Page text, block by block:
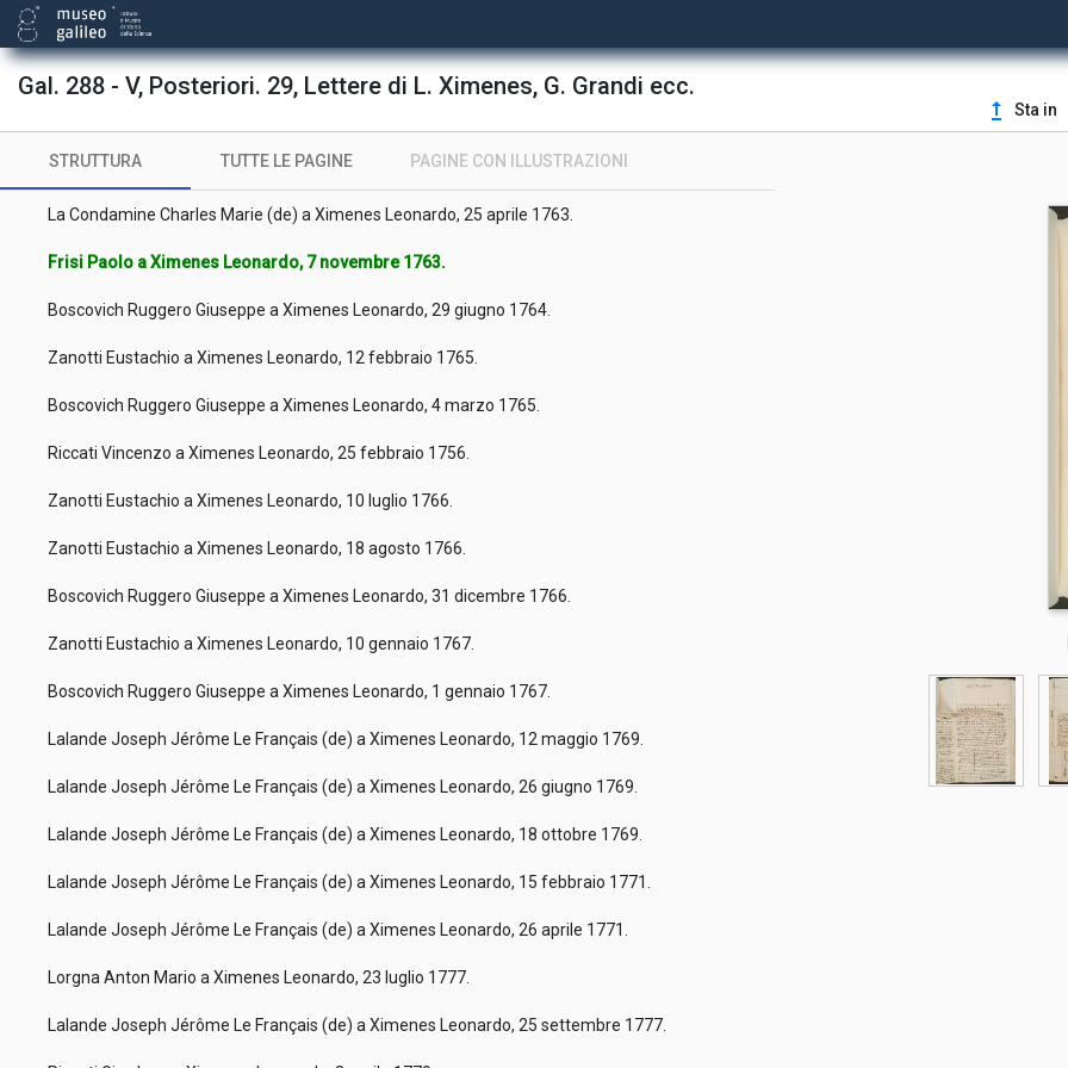
Gal. 288 - V, Posteriori. 29, Lettere di L. Ximenes, G. Grandi ecc.
upgrade Sta in
STRUTTURA TUTTE LE PAGINE PAGINE CON ILLUSTRAZIONI
La Caille Nicolas Louis (de) a Ximenes Leonardo, 22 agosto 1759.
La Condamine Charles Marie (de) a Ximenes Leonardo, 10 gennaio 1761.
Riccati Vincenzo a Ximenes Leonardo, 27 marzo 1762.
La Condamine Charles Marie (de) a Ximenes Leonardo, 25 aprile 1763.
Frisi Paolo a Ximenes Leonardo, 7 novembre 1763.
Boscovich Ruggero Giuseppe a Ximenes Leonardo, 29 giugno 1764.
Zanotti Eustachio a Ximenes Leonardo, 12 febbraio 1765.
Boscovich Ruggero Giuseppe a Ximenes Leonardo, 4 marzo 1765.
Riccati Vincenzo a Ximenes Leonardo, 25 febbraio 1756.
Zanotti Eustachio a Ximenes Leonardo, 10 luglio 1766.
Zanotti Eustachio a Ximenes Leonardo, 18 agosto 1766.
Boscovich Ruggero Giuseppe a Ximenes Leonardo, 31 dicembre 1766.
Zanotti Eustachio a Ximenes Leonardo, 10 gennaio 1767.
Boscovich Ruggero Giuseppe a Ximenes Leonardo, 1 gennaio 1767.
Lalande Joseph Jérôme Le Français (de) a Ximenes Leonardo, 12 maggio 1769.
Lalande Joseph Jérôme Le Français (de) a Ximenes Leonardo, 26 giugno 1769.
Lalande Joseph Jérôme Le Français (de) a Ximenes Leonardo, 18 ottobre 1769.
Lalande Joseph Jérôme Le Français (de) a Ximenes Leonardo, 15 febbraio 1771.
Lalande Joseph Jérôme Le Français (de) a Ximenes Leonardo, 26 aprile 1771.
Lorgna Anton Mario a Ximenes Leonardo, 23 luglio 1777.
Lalande Joseph Jérôme Le Français (de) a Ximenes Leonardo, 25 settembre 1777.